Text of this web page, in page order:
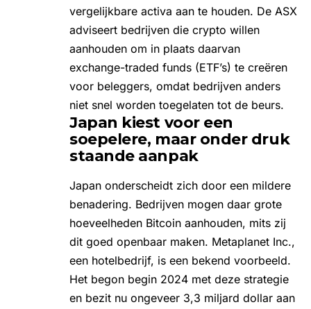
vergelijkbare activa aan te houden. De ASX
adviseert bedrijven die crypto willen
aanhouden om in plaats daarvan
exchange-traded funds (ETF’s) te creëren
voor beleggers, omdat bedrijven anders
niet snel worden toegelaten tot de beurs.
Japan kiest voor een
soepelere, maar onder druk
staande aanpak
Japan onderscheidt zich door een mildere
benadering. Bedrijven mogen daar grote
hoeveelheden Bitcoin aanhouden, mits zij
dit goed openbaar maken. Metaplanet Inc.,
een hotelbedrijf, is een bekend voorbeeld.
Het begon begin 2024 met deze strategie
en bezit nu ongeveer 3,3 miljard dollar aan